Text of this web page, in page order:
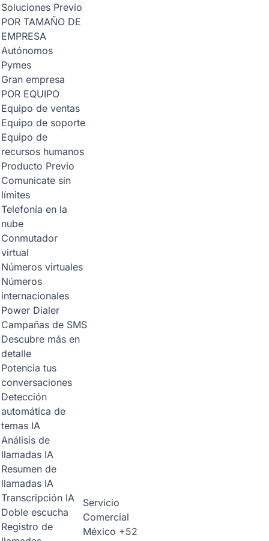
Soluciones Previo
POR TAMAÑO DE
EMPRESA
Autónomos
Pymes
Gran empresa
POR EQUIPO
Equipo de ventas
Equipo de soporte
Equipo de
recursos humanos
Producto Previo
Comunicate sin
límites
Telefonía en la
nube
Conmutador
virtual
Números virtuales
Números
internacionales
Power Dialer
Campañas de SMS
Descubre más en
detalle
Potencia tus
conversaciones
Detección
automática de
temas IA
Análisis de
llamadas IA
Resumen de
llamadas IA
Transcripción IA
Doble escucha
Registro de
Servicio
Comercial
México +52